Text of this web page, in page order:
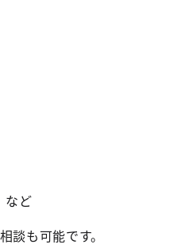
など
談も可能です。